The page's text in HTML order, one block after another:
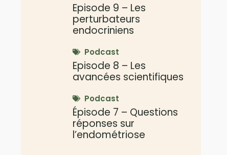
Episode 9 – Les
perturbateurs
endocriniens
Podcast
Episode 8 – Les
avancées scientifiques
Podcast
Épisode 7 – Questions
réponses sur
l’endométriose